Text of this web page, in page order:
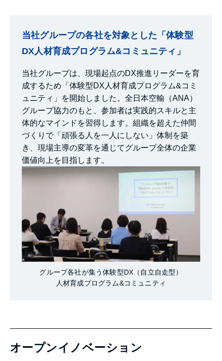
当社グループの各社を対象とした「体験型
DX人材育成プログラム&コミュニティ」
当社グループは、現場起点のDX推進リーダーを育
成するため「体験型DX人材育成プログラム&コミ
ュニティ」を開始しました。全日本空輸（ANA）
グループ協力のもと、参加者は実践的スキルと主
体的なマインドを習得します。組織を超えた仲間
づくりで「頑張る人を一人にしない」体制を築
き、現場主導の変革を通じてグループ全体の企業
価値向上を目指します。
グループ各社が集う体験型DX（自立自走型）
人材育成プログラム&コミュニティ
オープンイノベーション